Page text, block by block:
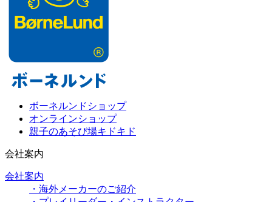
ボーネルンドショップ
オンラインショップ
親子のあそび場キドキド
会社案内
会社案内
・海外メーカーのご紹介